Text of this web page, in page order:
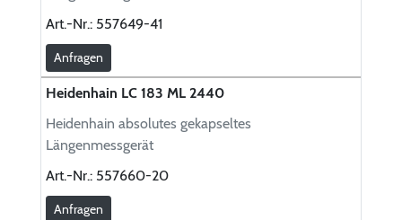
Art.-Nr.: 557649-41
Anfragen
Heidenhain LC 183 ML 2440
Heidenhain absolutes gekapseltes
Längenmessgerät
Art.-Nr.: 557660-20
Anfragen